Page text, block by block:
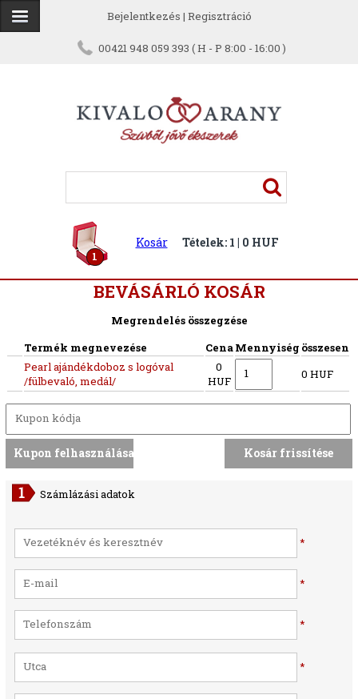
Bejelentkezés | Regisztráció
00421 948 059 393 ( H - P 8:00 - 16:00 )
1
Kosár Tételek: 1 | 0 HUF
BEVÁSÁRLÓ KOSÁR
Megrendelés összegzése
Termék megnevezése
CenaMennyiség összesen
Pearl ajándékdoboz s logóval
/fülbevaló, medál/
0
HUF
0 HUF
Számlázási adatok
*
*
*
*